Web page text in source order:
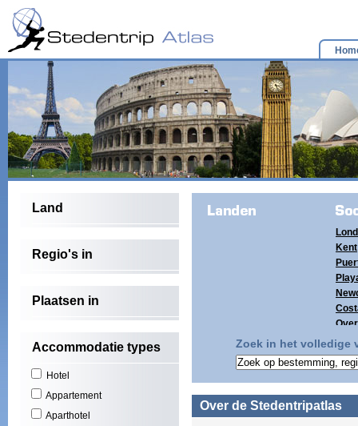
Land
Regio's in
Plaatsen in
Accommodatie types
Hotel
Appartement
Aparthotel
Kent
Zuid
Zoek in het volledige
Over de Stedentripatlas